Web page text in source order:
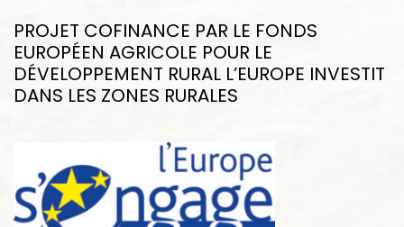
PROJET COFINANCE PAR LE FONDS
EUROPÉEN AGRICOLE POUR LE
DÉVELOPPEMENT RURAL L’EUROPE INVESTIT
DANS LES ZONES RURALES